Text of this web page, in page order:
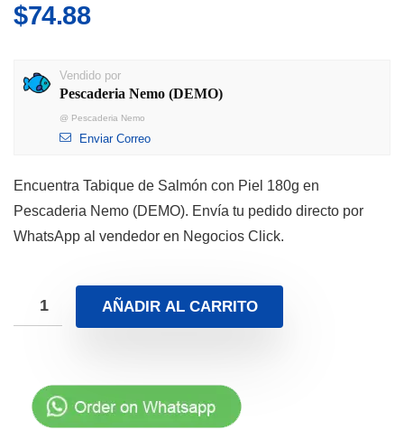
$74.88
Vendido por
Pescaderia Nemo (DEMO)
@ Pescaderia Nemo
Enviar Correo
Encuentra Tabique de Salmón con Piel 180g en
Pescaderia Nemo (DEMO). Envía tu pedido directo por
WhatsApp al vendedor en Negocios Click.
AÑADIR AL CARRITO